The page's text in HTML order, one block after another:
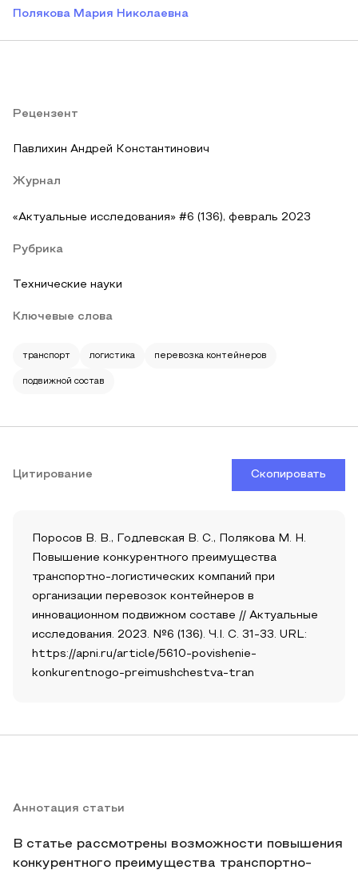
Полякова Мария Николаевна
Рецензент
Павлихин Андрей Константинович
Журнал
«Актуальные исследования» #6 (136), февраль 2023
Рубрика
Технические науки
Ключевые слова
транспорт логистика перевозка контейнеров
подвижной состав
Цитирование Скопировать
Поросов В. В., Годлевская В. С., Полякова М. Н.
Повышение конкурентного преимущества
транспортно-логистических компаний при
организации перевозок контейнеров в
инновационном подвижном составе // Актуальные
исследования. 2023. №6 (136). Ч.I. С. 31-33. URL:
https://apni.ru/article/5610-povishenie-
konkurentnogo-preimushchestva-tran
Аннотация статьи
В статье рассмотрены возможности повышения
конкурентного преимущества транспортно-